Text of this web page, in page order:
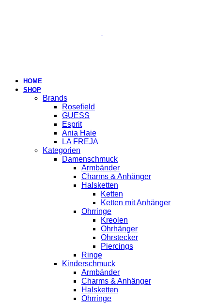
HOME
SHOP
Brands
Rosefield
GUESS
Esprit
Ania Haie
LA FREJA
Kategorien
Damenschmuck
Armbänder
Charms & Anhänger
Halsketten
Ketten
Ketten mit Anhänger
Ohrringe
Kreolen
Ohrhänger
Ohrstecker
Piercings
Ringe
Kinderschmuck
Armbänder
Charms & Anhänger
Halsketten
Ohrringe